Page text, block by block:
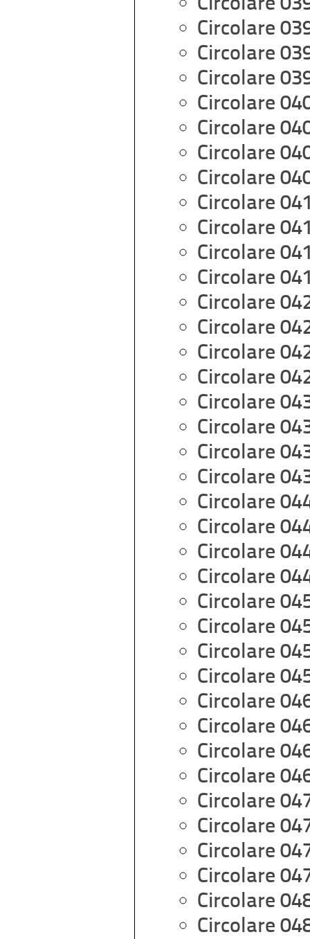
Circolare
Circolare
Circolare
Circolare
Circolare
Circolare
Circolare
Circolare
Circolare
Circolare
Circolare
Circolare
Circolare
Circolare
Circolare
Circolare
Circolare
Circolare
Circolare
Circolare
Circolare
Circolare
Circolare
Circolare
Circolare
Circolare
Circolare
Circolare
Circolare
Circolare
Circolare
Circolare
Circolare
Circolare
Circolare
Circolare
Circolare
Circolare